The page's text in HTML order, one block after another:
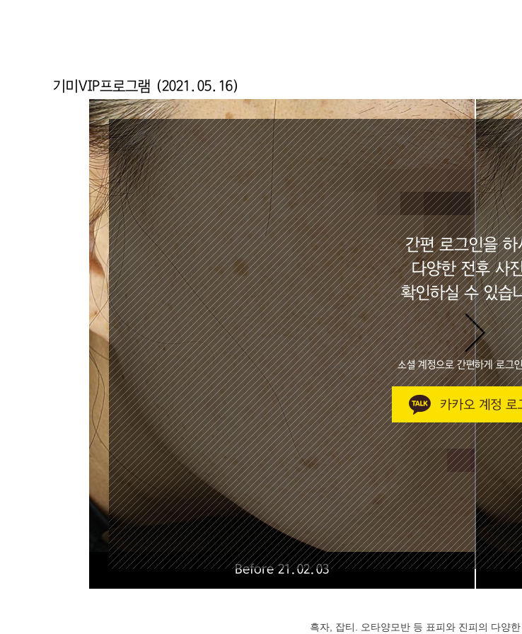
기미VIP프로그램 (2021.05.16)
Before 21.02.03
간편 로그인을 하
다양한 전후 사
확인하실 수 있습
소셜 계정으로 간편하게 로그
흑자, 잡티. 오타양모반 등 표피와 진피의 다양